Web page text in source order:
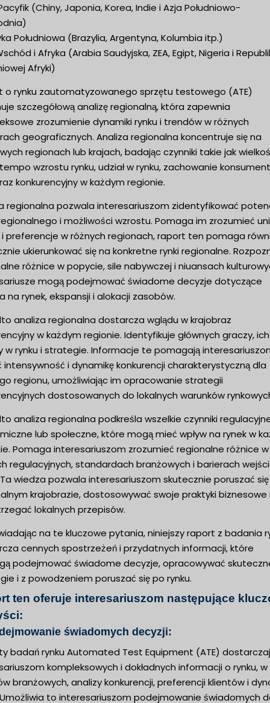
(Chiny, Japonia, Korea, Indie i Azja Południowo-
Południowa (Brazylia, Argentyna, Kolumbia itp.)
i Afryka (Arabia Saudyjska, ZEA, Egipt, Nigeria i
Afryki)
o rynku zautomatyzowanego sprzętu testowego (ATE)
szczegółową analizę regionalną, która zapewnia
zrozumienie dynamiki rynku i trendów w różnych
geograficznych. Analiza regionalna koncentruje się na
regionach lub krajach, badając czynniki takie jak
wzrostu rynku, udział w rynku, zachowanie
konkurencyjny w każdym regionie.
regionalna pozwala interesariuszom zidentyfikować
i możliwości wzrostu. Pomaga im zrozumieć
preferencje w różnych regionach, raport ten pomaga
ukierunkować się na konkretne rynki regionalne.
różnice w popycie, sile nabywczej i niuansach
mogą podejmować świadome decyzje dotyczące
na rynek, ekspansji i alokacji zasobów.
analiza regionalna dostarcza wglądu w krajobraz
w każdym regionie. Identyfikuje głównych graczy, ich
w rynku i strategie. Informacje te pomagają
intensywność i dynamikę konkurencji charakterystyczną dla
regionu, umożliwiając im opracowanie strategii
dostosowanych do lokalnych warunków
analiza regionalna podkreśla wszelkie czynniki
lub społeczne, które mogą mieć wpływ na rynek w
Pomaga interesariuszom zrozumieć regionalne różnice w
regulacyjnych, standardach branżowych i barierach
wiedza pozwala interesariuszom skutecznie poruszać
krajobrazie, dostosowywać swoje praktyki biznesowe
lokalnych przepisów.
na te kluczowe pytania, niniejszy raport z badania
cennych spostrzeżeń i przydatnych informacji, które
podejmować świadome decyzje, opracowywać
i z powodzeniem poruszać się po rynku.
ten oferuje interesariuszom następujące
świadomych decyzji:
badań rynku Automated Test Equipment (ATE)
kompleksowych i dokładnych informacji o rynku,
branżowych, analizy konkurencji, preferencji klientów i
to interesariuszom podejmowanie świadomych